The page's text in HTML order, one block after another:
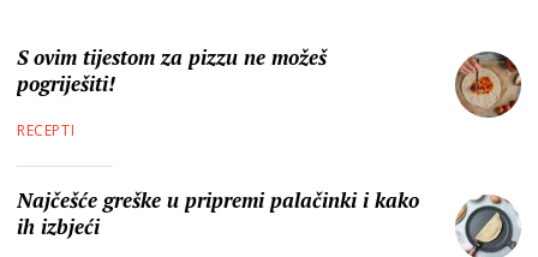
S ovim tijestom za pizzu ne možeš
pogriješiti!
RECEPTI
Najčešće greške u pripremi palačinki i kako
ih izbjeći